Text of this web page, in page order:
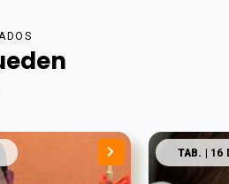
TAB. | 16